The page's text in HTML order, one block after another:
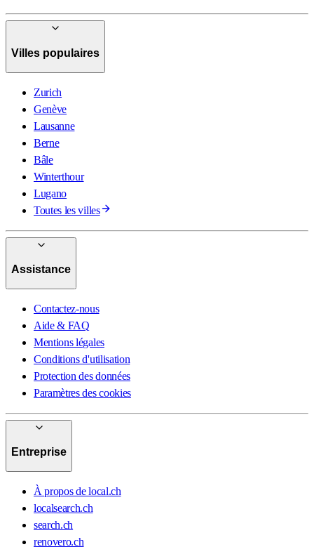
Villes populaires
Zurich
Genève
Lausanne
Berne
Bâle
Winterthour
Lugano
Toutes les villes
Assistance
Contactez-nous
Aide & FAQ
Mentions légales
Conditions d'utilisation
Protection des données
Paramètres des cookies
Entreprise
À propos de local.ch
localsearch.ch
search.ch
renovero.ch